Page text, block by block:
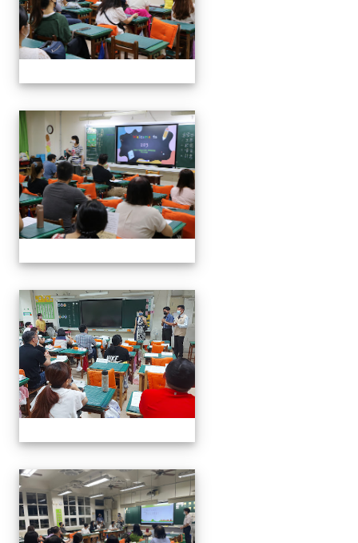
0916班親會
0916班親會
0916班親會